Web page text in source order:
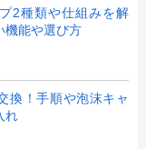
2種類や仕組みを解
機能や選び方
換！手順や泡沫キャ
れ